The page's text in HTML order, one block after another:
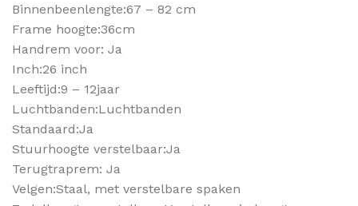
Binnenbeenlengte:67 – 82 cm
Frame hoogte:36cm
Handrem voor: Ja
Inch:26 inch
Leeftijd:9 – 12jaar
Luchtbanden:Luchtbanden
Standaard:Ja
Stuurhoogte verstelbaar:Ja
Terugtraprem: Ja
Velgen:Staal, met verstelbare spaken